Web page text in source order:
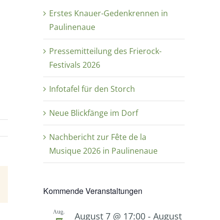
Erstes Knauer-Gedenkrennen in
Paulinenaue
Pressemitteilung des Frierock-
Festivals 2026
Infotafel für den Storch
Neue Blickfänge im Dorf
Nachbericht zur Fête de la
Musique 2026 in Paulinenaue
Kommende Veranstaltungen
Aug. August 7 @ 17:00 - August